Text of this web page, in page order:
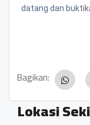
datang dan
Bagikan:
Lokasi